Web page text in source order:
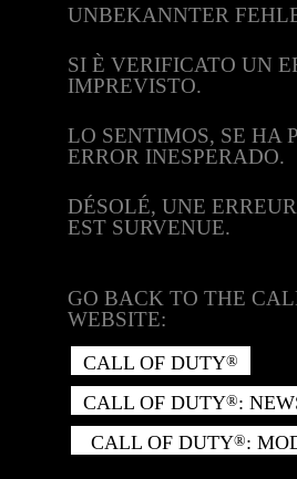
UNBEKANNTER
SI È VERIFICATO UN
IMPREVISTO.
LO SENTIMOS, SE HA
ERROR INESPERADO.
DÉSOLÉ, UNE
EST SURVENUE.
GO BACK TO THE
WEBSITE:
CALL OF DUTY®
CALL OF DUTY®:
CALL OF DUTY®: